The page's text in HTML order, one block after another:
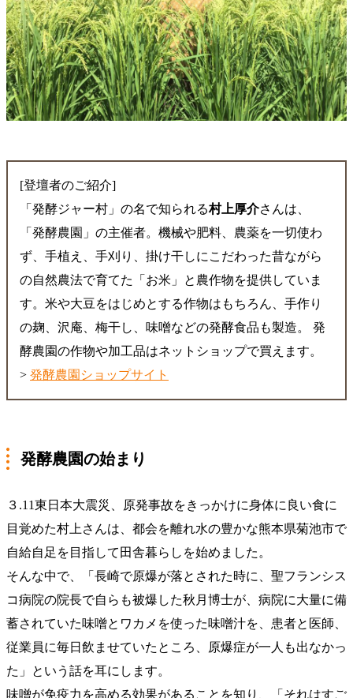
[登壇者のご紹介]
「発酵ジャー村」の名で知られる村上厚介さんは、
「発酵農園」の主催者。機械や肥料、農薬を一切使わ
ず、手植え、手刈り、掛け干しにこだわった昔ながら
の自然農法で育てた「お米」と農作物を提供していま
す。米や大豆をはじめとする作物はもちろん、手作り
の麹、沢庵、梅干し、味噌などの発酵食品も製造。 発
酵農園の作物や加工品はネットショップで買えます。
> 発酵農園ショップサイト
発酵農園の始まり
３.11東日本大震災、原発事故をきっかけに身体に良い食に
目覚めた村上さんは、都会を離れ水の豊かな熊本県菊池市で
自給自足を目指して田舎暮らしを始めました。
そんな中で、「長崎で原爆が落とされた時に、聖フランシス
コ病院の院長で自らも被爆した秋月博士が、病院に大量に備
蓄されていた味噌とワカメを使った味噌汁を、患者と医師、
従業員に毎日飲ませていたところ、原爆症が一人も出なかっ
た」という話を耳にします。
味噌が免疫力を高める効果があることを知り、「それはすご